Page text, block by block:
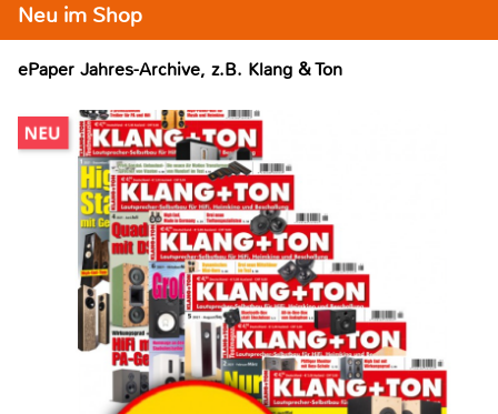
Neu im Shop
ePaper Jahres-Archive, z.B. Klang & Ton